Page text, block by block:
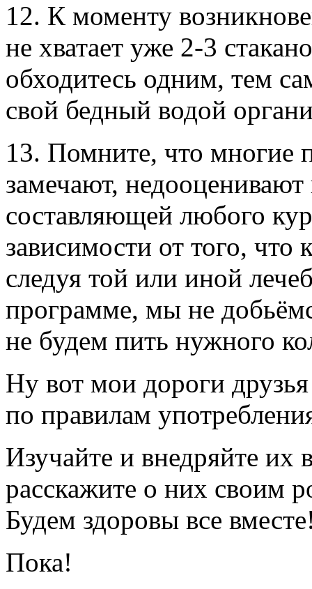
12. К моменту
не хватает уже 2-3
обходитесь одним, тем
свой бедный водой
13. Помните, что многие
замечают,
составляющей любого
зависимости от того,
следуя той или иной
программе, мы не
не будем пить нужного
Ну вот мои дороги
по правилам
Изучайте и внедряйте
расскажите о них своим
Будем здоровы все
Пока!